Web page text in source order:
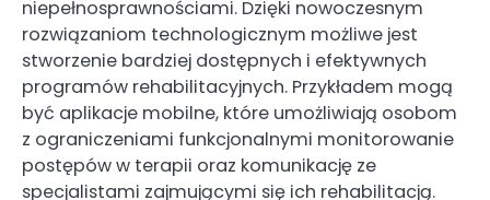
niepełnosprawnościami. Dzięki nowoczesnym
rozwiązaniom technologicznym możliwe jest
stworzenie bardziej dostępnych i efektywnych
programów rehabilitacyjnych. Przykładem mogą
być aplikacje mobilne, które umożliwiają osobom
z ograniczeniami funkcjonalnymi monitorowanie
postępów w terapii oraz komunikację ze
specjalistami zajmującymi się ich rehabilitacją.